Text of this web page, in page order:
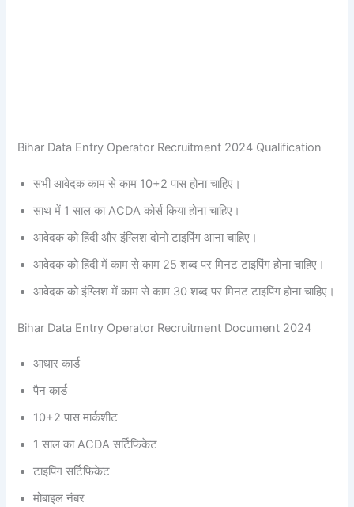
Bihar Data Entry Operator Recruitment 2024 Qualification
सभी आवेदक काम से काम 10+2 पास होना चाहिए।
साथ में 1 साल का ACDA कोर्स किया होना चाहिए।
आवेदक को हिंदी और इंग्लिश दोनो टाइपिंग आना चाहिए।
आवेदक को हिंदी में काम से काम 25 शब्द पर मिनट टाइपिंग होना चाहिए।
आवेदक को इंग्लिश में काम से काम 30 शब्द पर मिनट टाइपिंग होना चाहिए।
Bihar Data Entry Operator Recruitment Document 2024
आधार कार्ड
पैन कार्ड
10+2 पास मार्कशीट
1 साल का ACDA सर्टिफिकेट
टाइपिंग सर्टिफिकेट
मोबाइल नंबर